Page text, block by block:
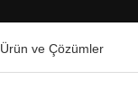
Ürün ve Çözümler